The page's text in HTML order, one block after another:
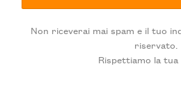
Non riceverai mai spam e il tuo
riservato.
Rispettiamo la tua